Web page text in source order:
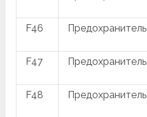
F46 Предохранитель
F47 Предохранитель
F48 Предохранитель